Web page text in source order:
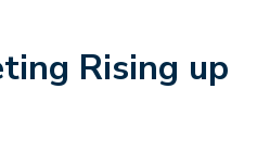
Rising up